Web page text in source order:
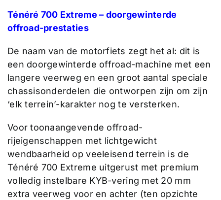
Ténéré 700 Extreme – doorgewinterde
offroad-prestaties
De naam van de motorfiets zegt het al: dit is
een doorgewinterde offroad-machine met een
langere veerweg en een groot aantal speciale
chassisonderdelen die ontworpen zijn om zijn
‘elk terrein’-karakter nog te versterken.
Voor toonaangevende offroad-
rijeigenschappen met lichtgewicht
wendbaarheid op veeleisend terrein is de
Ténéré 700 Extreme uitgerust met premium
volledig instelbare KYB-vering met 20 mm
extra veerweg voor en achter (ten opzichte